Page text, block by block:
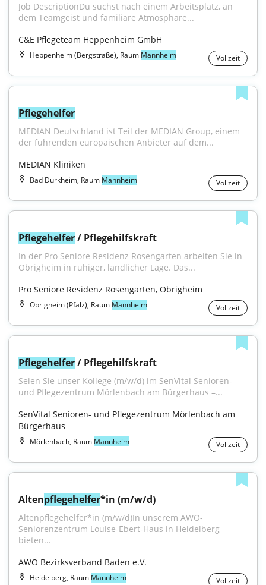
Job DescriptionDu suchst nach einem Arbeitsplatz, an
dem Teamgeist und familiäre Atmosphäre...
C&E Pflegeteam Heppenheim GmbH
Heppenheim (Bergstraße), Raum Mannheim Vollzeit
Pflegehelfer
MEDIAN Deutschland ist Teil der MEDIAN Group, einem
der führenden europäischen Anbieter auf dem...
MEDIAN Kliniken
Bad Dürkheim, Raum Mannheim Vollzeit
Pflegehelfer / Pflegehilfskraft
In der Pro Seniore Residenz Rosengarten arbeiten Sie in
Obrigheim in ruhiger, ländlicher Lage. Das...
Pro Seniore Residenz Rosengarten, Obrigheim
Obrigheim (Pfalz), Raum Mannheim Vollzeit
Pflegehelfer / Pflegehilfskraft
Seien Sie unser Kollege (m/w/d) im SenVital Senioren-
und Pflegezentrum Mörlenbach am Bürgerhaus –...
SenVital Senioren- und Pflegezentrum Mörlenbach am
Bürgerhaus
Mörlenbach, Raum Mannheim Vollzeit
Altenpflegehelfer*in (m/w/d)
Altenpflegehelfer*in (m/w/d)In unserem AWO-
Seniorenzentrum Louise-Ebert-Haus in Heidelberg
bieten...
AWO Bezirksverband Baden e.V.
Heidelberg, Raum Mannheim Vollzeit